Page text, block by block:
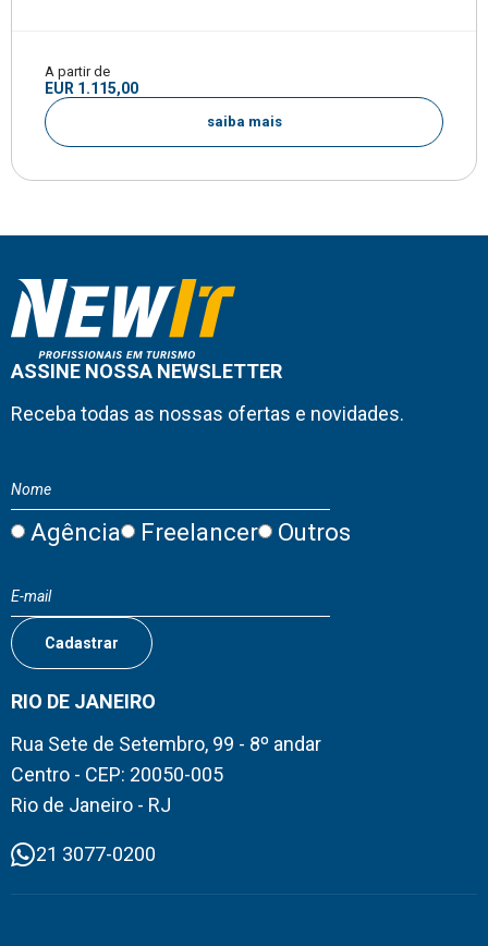
A partir de
EUR 1.115,00
saiba mais
ASSINE NOSSA NEWSLETTER
Receba todas as nossas ofertas e novidades.
Agência Freelancer Outros
RIO DE JANEIRO
Rua Sete de Setembro, 99 - 8º andar
Centro - CEP: 20050-005
Rio de Janeiro - RJ
21 3077-0200